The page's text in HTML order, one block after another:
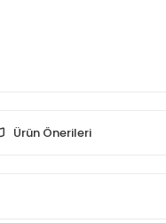
Ürün Önerileri